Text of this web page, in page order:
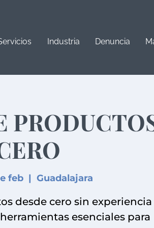
Industria Denuncia
feb
  |
Guadalajara
desde cero sin experiencia
esenciales para